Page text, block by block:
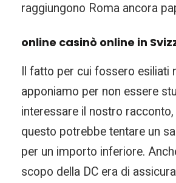
raggiungono Roma ancora
online casinò online in
Il fatto per cui fossero esiliati
apponiamo per non essere
interessare il nostro racconto,
questo potrebbe tentare un
per un importo inferiore.
scopo della DC era di